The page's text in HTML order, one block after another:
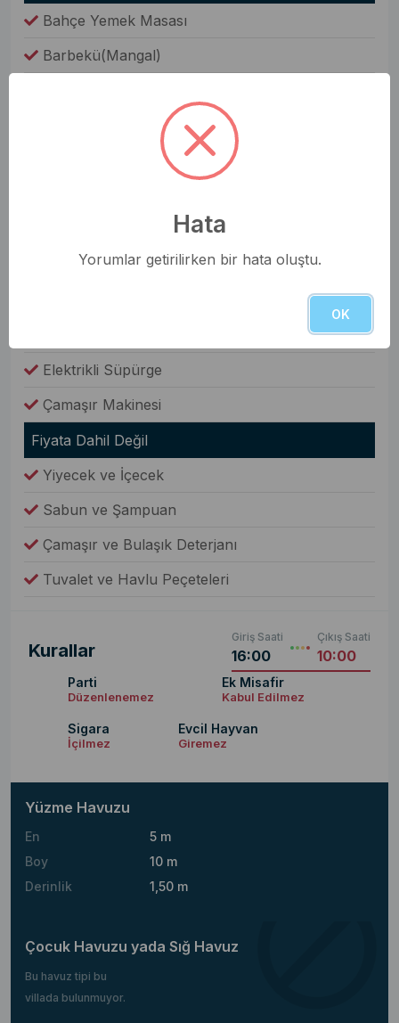
Bahçe Yemek Masası
Barbekü(Mangal)
Saç Kurutma Makinesi
Elbise Dolabı
Elektrikli Süpürge
Çamaşır Makinesi
Fiyata Dahil Değil
Yiyecek ve İçecek
Sabun ve Şampuan
Çamaşır ve Bulaşık Deterjanı
Tuvalet ve Havlu Peçeteleri
Kurallar
Giriş Saati
16:00
Çıkış Saati
10:00
Parti
Düzenlenemez
Ek Misafir
Kabul Edilmez
Sigara
İçilmez
Evcil Hayvan
Giremez
Yüzme Havuzu
En
5 m
Boy
10 m
Derinlik
1,50 m
Çocuk Havuzu yada Sığ Havuz
Bu havuz tipi bu
villada bulunmuyor.
Hata
Yorumlar getirilirken bir hata oluştu.
OK